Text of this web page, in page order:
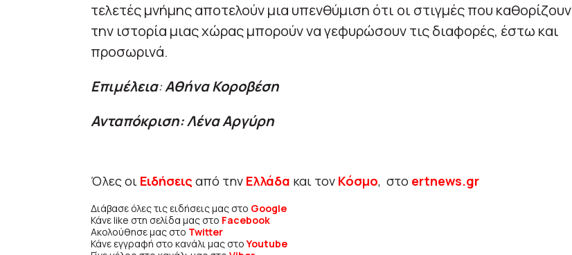
τελετές μνήμης αποτελούν μια υπενθύμιση ότι οι στιγμές που καθορίζουν
την ιστορία μιας χώρας μπορούν να γεφυρώσουν τις διαφορές, έστω και
προσωρινά.
Επιμέλεια:Αθήνα Κοροβέση
Ανταπόκριση: Λένα Αργύρη
Όλες οι Ειδήσεις από την Ελλάδα και τον Κόσμο, στο ertnews.gr
Διάβασε όλες τις ειδήσεις μας στο Google
Κάνε like στη σελίδα μας στο Facebook
Ακολούθησε μας στο Twitter
Κάνε εγγραφή στο κανάλι μας στοYoutube